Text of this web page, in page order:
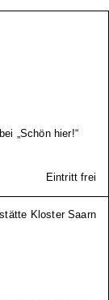
„Schön hier!“
Eintritt frei
Kloster Saarn